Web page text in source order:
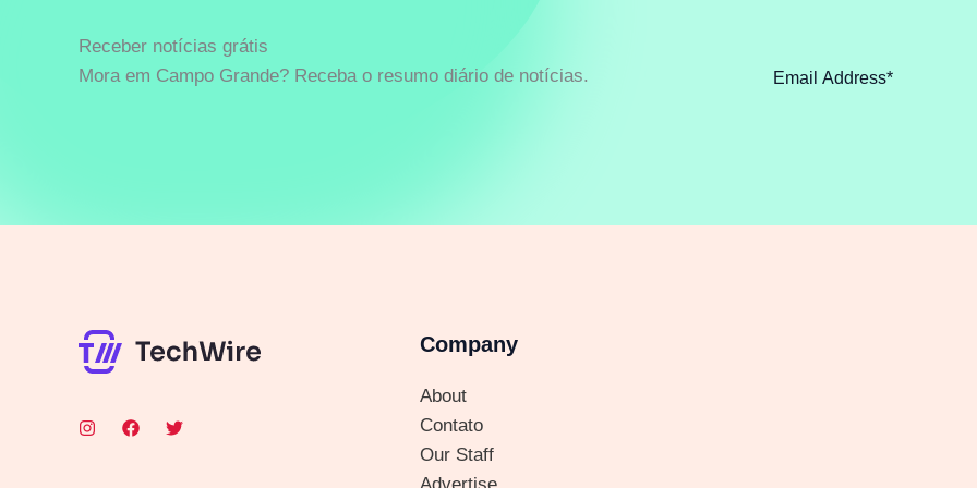
Receber notícias grátis
Mora em Campo Grande? Receba o resumo diário de notícias.
Company
About
Contato
Our Staff